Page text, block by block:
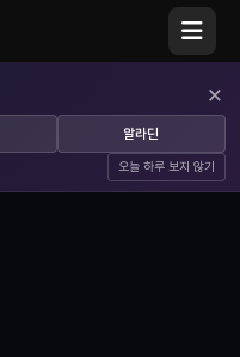
알라딘
오늘 하루 보지 않기
×